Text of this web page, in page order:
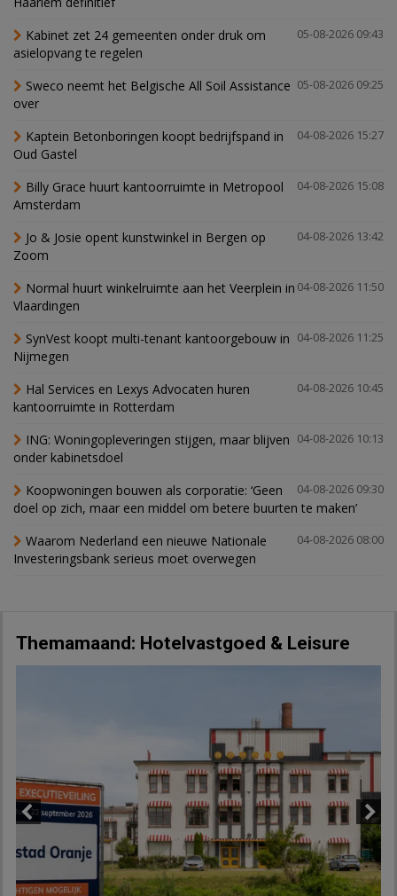
05-08-2026 09:43
Kabinet zet 24 gemeenten onder druk om
asielopvang te regelen
05-08-2026 09:25
Sweco neemt het Belgische All Soil Assistance
over
04-08-2026 15:27
Kaptein Betonboringen koopt bedrijfspand in
Oud Gastel
04-08-2026 15:08
Billy Grace huurt kantoorruimte in Metropool
Amsterdam
04-08-2026 13:42
Jo & Josie opent kunstwinkel in Bergen op
Zoom
04-08-2026 11:50
Normal huurt winkelruimte aan het Veerplein in
Vlaardingen
04-08-2026 11:25
SynVest koopt multi-tenant kantoorgebouw in
Nijmegen
04-08-2026 10:45
Hal Services en Lexys Advocaten huren
kantoorruimte in Rotterdam
04-08-2026 10:13
ING: Woningopleveringen stijgen, maar blijven
onder kabinetsdoel
04-08-2026 09:30
Koopwoningen bouwen als corporatie: ‘Geen
doel op zich, maar een middel om betere buurten te maken’
04-08-2026 08:00
Waarom Nederland een nieuwe Nationale
Investeringsbank serieus moet overwegen
Themamaand: Hotelvastgoed & Leisure
Next